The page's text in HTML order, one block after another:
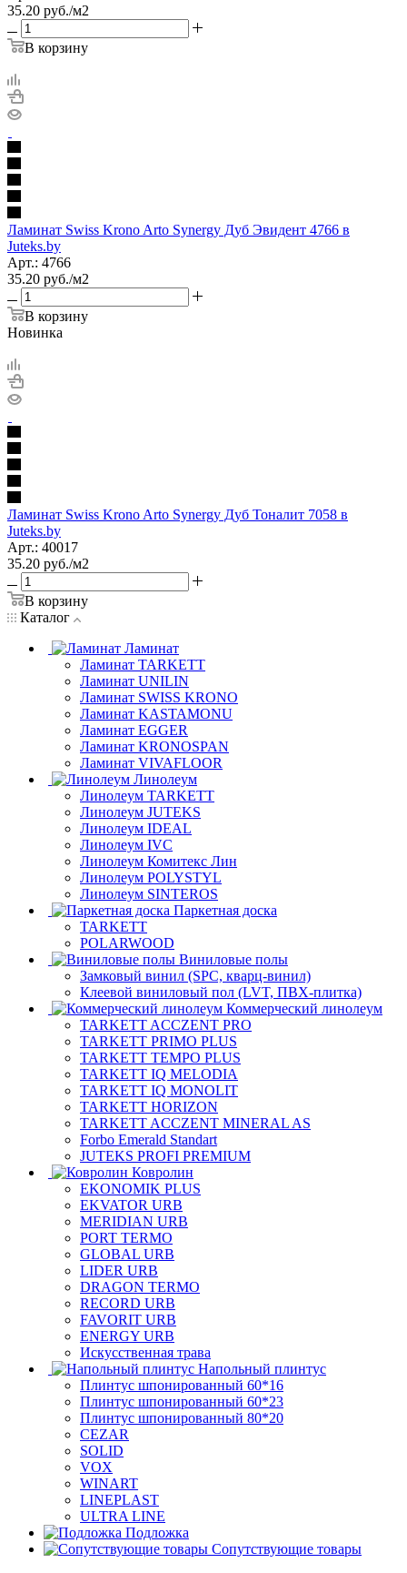
35.20 руб./м2
В корзину
Ламинат Swiss Krono Arto Synergy Дуб Эвидент 4766 в
Juteks.by
Арт.: 4766
35.20 руб./м2
В корзину
Новинка
Ламинат Swiss Krono Arto Synergy Дуб Тоналит 7058 в
Juteks.by
Арт.: 40017
35.20 руб./м2
В корзину
Каталог
Ламинат
Ламинат TARKETT
Ламинат UNILIN
Ламинат SWISS KRONO
Ламинат KASTAMONU
Ламинат EGGER
Ламинат KRONOSPAN
Ламинат VIVAFLOOR
Линолеум
Линолеум TARKETT
Линолеум JUTEKS
Линолеум IDEAL
Линолеум IVC
Линолеум Комитекс Лин
Линолеум POLYSTYL
Линолеум SINTEROS
Паркетная доска
TARKETT
POLARWOOD
Виниловые полы
Замковый винил (SPC, кварц-винил)
Клеевой виниловый пол (LVT, ПВХ-плитка)
Коммерческий линолеум
TARKETT ACCZENT PRO
TARKETT PRIMO PLUS
TARKETT TEMPO PLUS
TARKETT IQ MELODIA
TARKETT IQ MONOLIT
TARKETT HORIZON
TARKETT ACCZENT MINERAL AS
Forbo Emerald Standart
JUTEKS PROFI PREMIUM
Ковролин
EKONOMIK PLUS
EKVATOR URB
MERIDIAN URB
PORT TERMO
GLOBAL URB
LIDER URB
DRAGON TERMO
RECORD URB
FAVORIT URB
ENERGY URB
Искусственная трава
Напольный плинтус
Плинтус шпонированный 60*16
Плинтус шпонированный 60*23
Плинтус шпонированный 80*20
CEZAR
SOLID
VOX
WINART
LINEPLAST
ULTRA LINE
Подложка
Сопутствующие товары